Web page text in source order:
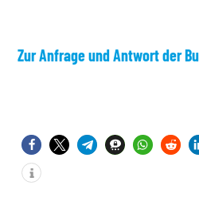
Zur Anfrage und Antwort der